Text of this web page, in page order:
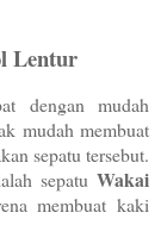
Lentur
dengan mudah
mudah membuat
sepatu tersebut.
sepatu Wakai
membuat kaki